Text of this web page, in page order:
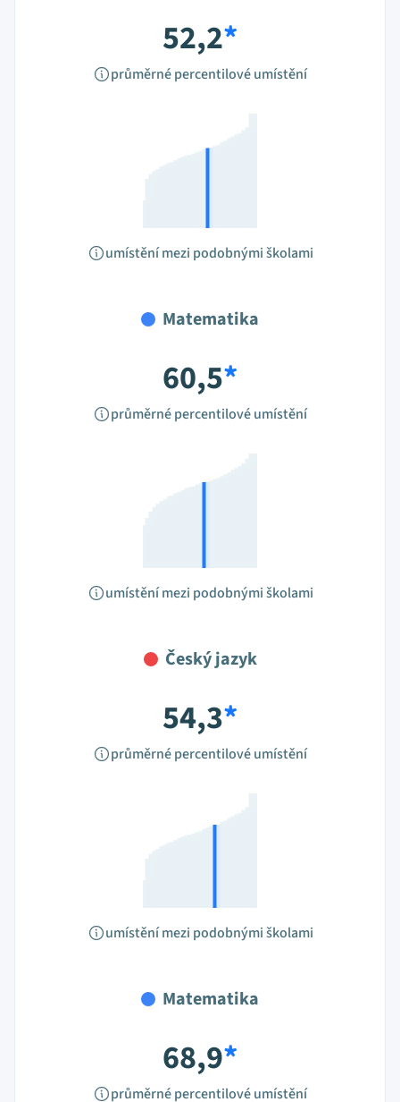
52,2*
průměrné percentilové umístění
umístění mezi podobnými školami
Matematika
60,5*
průměrné percentilové umístění
umístění mezi podobnými školami
Český jazyk
54,3*
průměrné percentilové umístění
umístění mezi podobnými školami
Matematika
68,9*
průměrné percentilové umístění